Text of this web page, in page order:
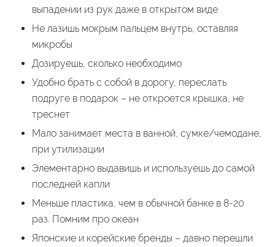
выпадении из рук даже в открытом виде
Не лазишь мокрым пальцем внутрь, оставляя
микробы
Дозируешь, сколько необходимо
Удобно брать с собой в дорогу, переслать
подруге в подарок – не откроется крышка, не
треснет
Мало занимает места в ванной, сумке/чемодане,
при утилизации
Элементарно выдавишь и используешь до самой
последней капли
Меньше пластика, чем в обычной банке в 8-20
раз. Помним про океан
Японские и корейские бренды – давно перешли